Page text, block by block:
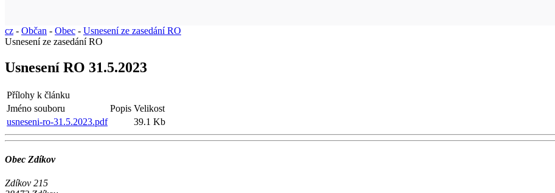
cz - Občan - Obec - Usnesení ze zasedání RO
Usnesení ze zasedání RO
Usnesení RO 31.5.2023
Přílohy k článku
Jméno souboru
Popis Velikost
usneseni-ro-31.5.2023.pdf
39.1 Kb
Obec Zdíkov
Zdíkov 215